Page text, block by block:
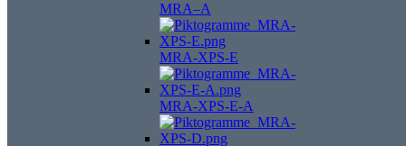
MRA–A
MRA-XPS-E
MRA-XPS-E-A